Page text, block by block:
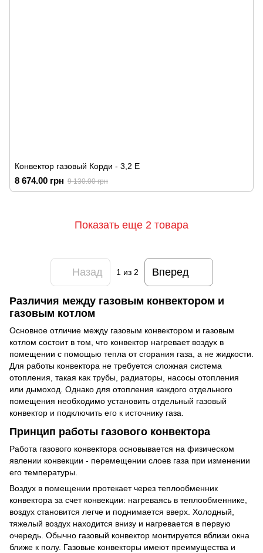
Конвектор газовый Корди - 3,2 Е
8 674.00 грн 9 130.00 грн
Показать еще 2 товара
Назад 1 из 2 Вперед
Различия между газовым конвектором и
газовым котлом
Основное отличие между газовым конвектором и газовым
котлом состоит в том, что конвектор нагревает воздух в
помещении с помощью тепла от сгорания газа, а не жидкости.
Для работы конвектора не требуется сложная система
отопления, такая как трубы, радиаторы, насосы отопления
или дымоход. Однако для отопления каждого отдельного
помещения необходимо установить отдельный газовый
конвектор и подключить его к источнику газа.
Принцип работы газового конвектора
Работа газового конвектора основывается на физическом
явлении конвекции - перемещении слоев газа при изменении
его температуры.
Воздух в помещении протекает через теплообменник
конвектора за счет конвекции: нагреваясь в теплообменнике,
воздух становится легче и поднимается вверх. Холодный,
тяжелый воздух находится внизу и нагревается в первую
очередь. Обычно газовый конвектор монтируется вблизи окна
ближе к полу. Газовые конвекторы имеют преимущества и